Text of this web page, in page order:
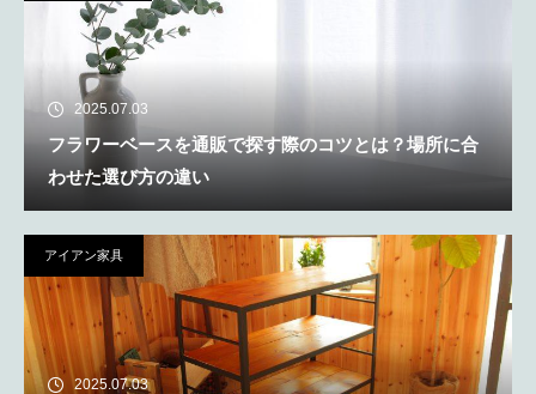
2025.07.03
フラワーベースを通販で探す際のコツとは？場所に合
わせた選び方の違い
アイアン家具
2025.07.03